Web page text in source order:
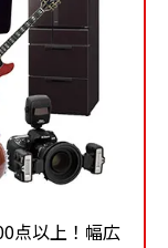
点以上！幅広